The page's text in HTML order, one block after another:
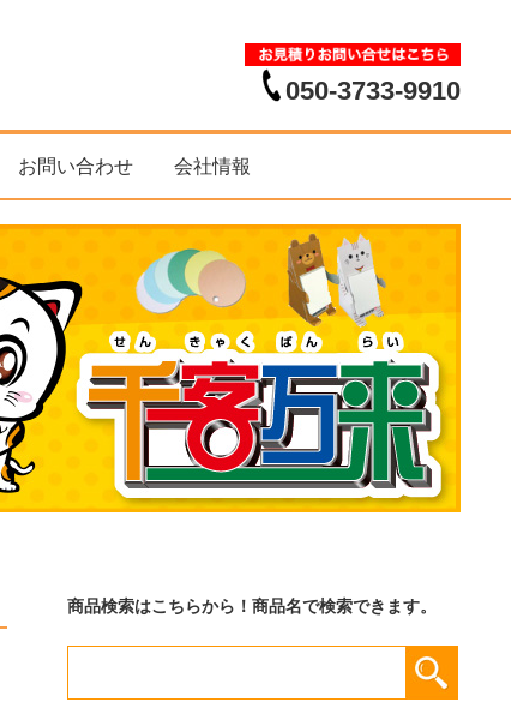
050-3733-9910
お問い合わせ 会社情報
商品検索はこちらから！商品名で検索できます。